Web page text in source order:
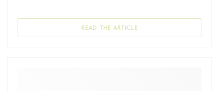
READ THE ARTICLE((OPENS IN A NEW